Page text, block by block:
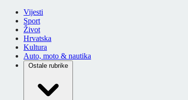
Vijesti
Sport
Život
Hrvatska
Kultura
Auto, moto & nautika
Ostale rubrike